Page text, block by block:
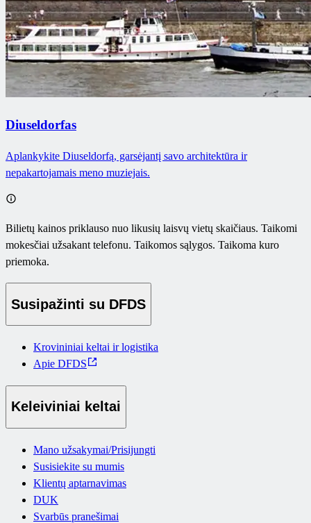
Diuseldorfas
Aplankykite Diuseldorfą, garsėjantį savo architektūra ir
nepakartojamais meno muziejais.
Bilietų kainos priklauso nuo likusių laisvų vietų skaičiaus. Taikomi
mokesčiai užsakant telefonu. Taikomos sąlygos. Taikoma kuro
priemoka.
Susipažinti su DFDS
Krovininiai keltai ir logistika
Apie DFDS
Keleiviniai keltai
Mano užsakymai/Prisijungti
Susisiekite su mumis
Klientų aptarnavimas
DUK
Svarbūs pranešimai